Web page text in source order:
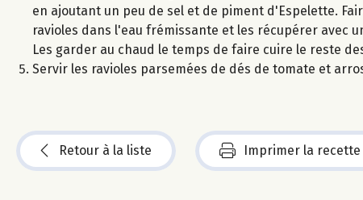
en ajoutant un peu de sel et de piment d'Espelette.
ravioles dans l'eau frémissante et les récupérer avec
Les garder au chaud le temps de faire cuire le reste
Servir les ravioles parsemées de dés de tomate et
Retour à la liste Imprimer la recette